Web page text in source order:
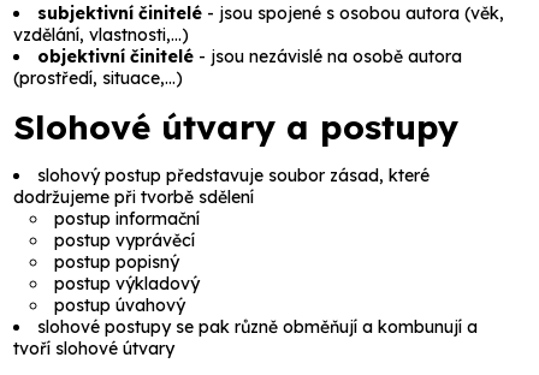
subjektivní činitelé - jsou spojené s osobou autora (věk,
vzdělání, vlastnosti,…)
objektivní činitelé - jsou nezávislé na osobě autora
(prostředí, situace,…)
Slohové útvary a postupy
slohový postup představuje soubor zásad, které
dodržujeme při tvorbě sdělení
postup informační
postup vyprávěcí
postup popisný
postup výkladový
postup úvahový
slohové postupy se pak různě obměňují a kombunují a
tvoří slohové útvary